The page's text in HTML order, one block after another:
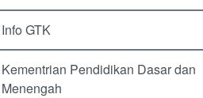
Info GTK
Kementrian Pendidikan Dasar dan
Menengah